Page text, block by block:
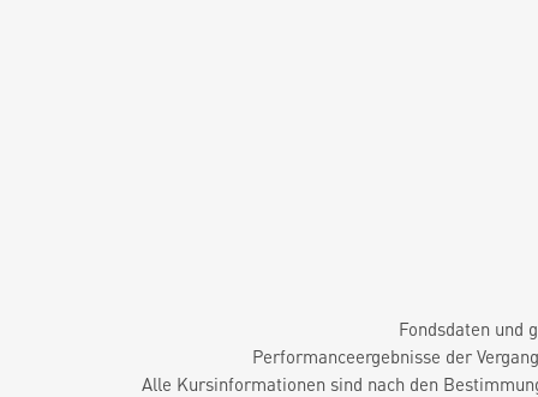
Fondsdaten und
Performanceergebnisse der
Alle Kursinformationen sind nach den